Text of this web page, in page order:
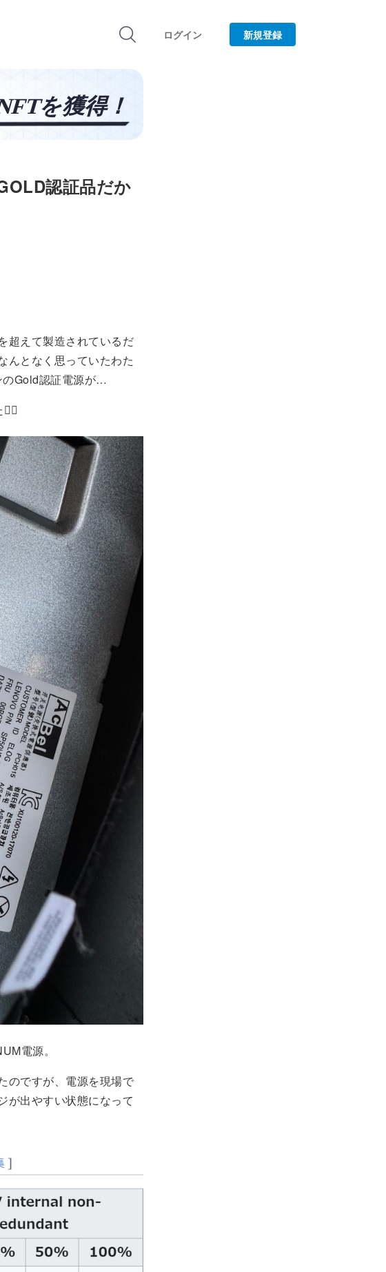
ログイン 新規登録
認証品だか
超えて製造されているだ
んとなく思っていたわた
のGold認証電源が…
電源。
のですが、電源を現場で
が出やすい状態になって